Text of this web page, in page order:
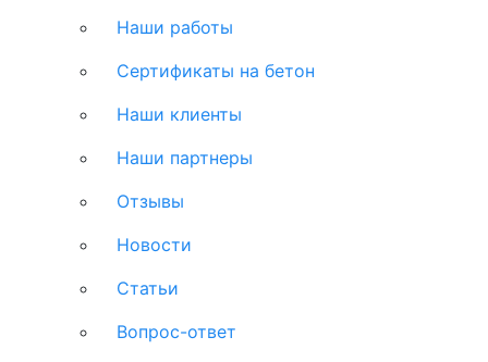
Наши работы
Сертификаты на бетон
Наши клиенты
Наши партнеры
Отзывы
Новости
Статьи
Вопрос-ответ